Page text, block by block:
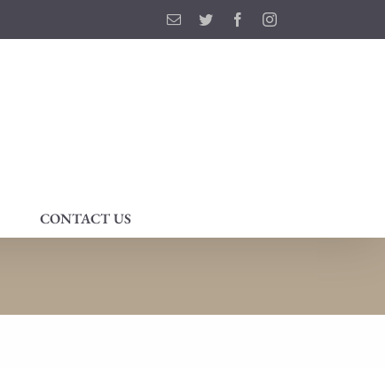
EmailTwitter FacebookInstagram
CONTACT US